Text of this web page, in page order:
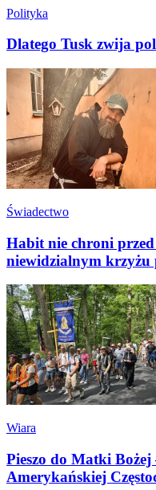
Polityka
Dlatego Tusk zwija
Świadectwo
Habit nie chroni
niewidzialnym krzyżu
Wiara
Pieszo do Matki
Amerykańskiej